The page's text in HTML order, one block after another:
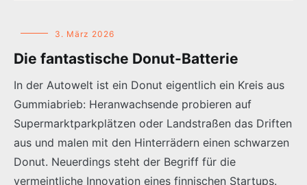
3. März 2026
Die fantastische Donut-Batterie
In der Autowelt ist ein Donut eigentlich ein Kreis aus
Gummiabrieb: Heranwachsende probieren auf
Supermarktparkplätzen oder Landstraßen das Driften
aus und malen mit den Hinterrädern einen schwarzen
Donut. Neuerdings steht der Begriff für die
vermeintliche Innovation eines finnischen Startups.